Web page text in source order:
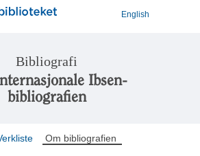
English
Bibliografi
Ibsen-
bibliografien
Om bibliografien